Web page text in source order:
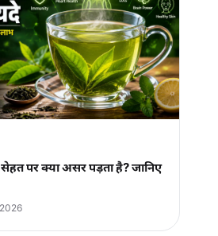
सेहत पर क्या असर पड़ता है? जानिए